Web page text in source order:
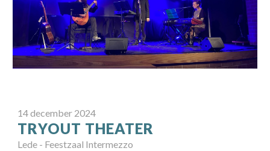
14december 2024
TRYOUT THEATER
Lede - Feestzaal Intermezzo